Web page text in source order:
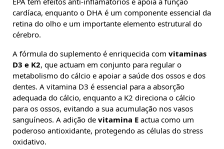
EPA tem efeitos anti-inflamatórios e apoia a função
cardíaca, enquanto o DHA é um componente essencial da
retina do olho e um importante elemento estrutural do
cérebro.
A fórmula do suplemento é enriquecida com vitaminas
D3 e K2, que actuam em conjunto para regular o
metabolismo do cálcio e apoiar a saúde dos ossos e dos
dentes. A vitamina D3 é essencial para a absorção
adequada do cálcio, enquanto a K2 direciona o cálcio
para os ossos, evitando a sua acumulação nos vasos
sanguíneos. A adição de vitamina E actua como um
poderoso antioxidante, protegendo as células do stress
oxidativo.